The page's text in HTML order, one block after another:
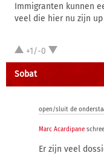
Immigranten kunnen
veel die hier nu zijn
+1/-0
Sobat
open/sluit de
Marc Acardipane
Er zijn veel